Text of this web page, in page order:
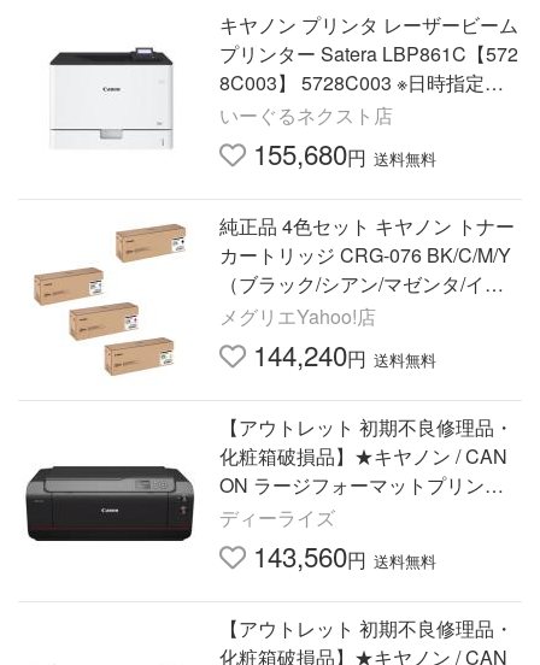
キヤノン プリンタ レーザービーム
プリンター Satera LBP861C【572
8C003】 5728C003 ※日時指定不
可
いーぐるネクスト店
155,680円 送料無料
純正品 4色セット キヤノン トナー
カートリッジ CRG-076 BK/C/M/Y
（ブラック/シアン/マゼンタ/イエ
ロー） 4色セット 対応機種：LB
P812Ci / LBP811C
メグリエYahoo!店
144,240円 送料無料
【アウトレット 初期不良修理品・
化粧箱破損品】★キヤノン / CAN
ON ラージフォーマットプリンタ
ー imagePROGRAF PRO-1100
【送料無料】
ディーライズ
143,560円 送料無料
【アウトレット 初期不良修理品・
化粧箱破損品】★キヤノン / CAN